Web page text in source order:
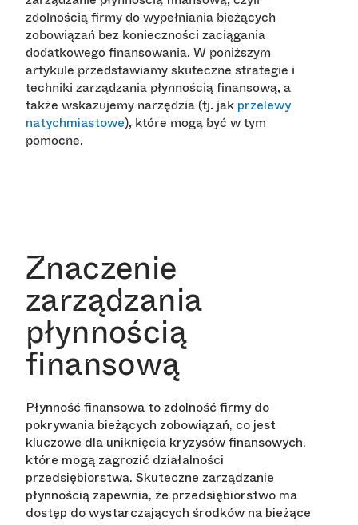
zdolnością firmy do wypełniania bieżących
zobowiązań bez konieczności zaciągania
dodatkowego finansowania. W poniższym
artykule przedstawiamy skuteczne strategie i
techniki zarządzania płynnością finansową, a
także wskazujemy narzędzia (tj. jak przelewy
natychmiastowe), które mogą być w tym
pomocne.
Znaczenie
zarządzania
płynnością
finansową
Płynność finansowa to zdolność firmy do
pokrywania bieżących zobowiązań, co jest
kluczowe dla uniknięcia kryzysów finansowych,
które mogą zagrozić działalności
przedsiębiorstwa. Skuteczne zarządzanie
płynnością zapewnia, że przedsiębiorstwo ma
dostęp do wystarczających środków na bieżące